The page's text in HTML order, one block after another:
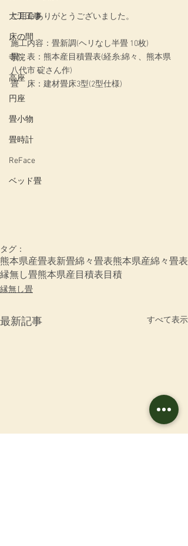
大工工事
床の間
寺院
高座
円座
畳小物
畳時計
ReFace
ベッド畳
ご用命ありがとうございました。
施工内容：畳新調(ヘリなし半畳 10枚)
畳　表：熊本産目積畳表(経糸:綿々、熊本県
八代市 碇さん作)
畳　床：建材畳床3型(2型仕様)
タグ：
熊本県産畳表新畳綿々畳表熊本県産綿々畳表
縁無し畳熊本県産目積表 目積
縁無し畳
最新記事 すべて表示